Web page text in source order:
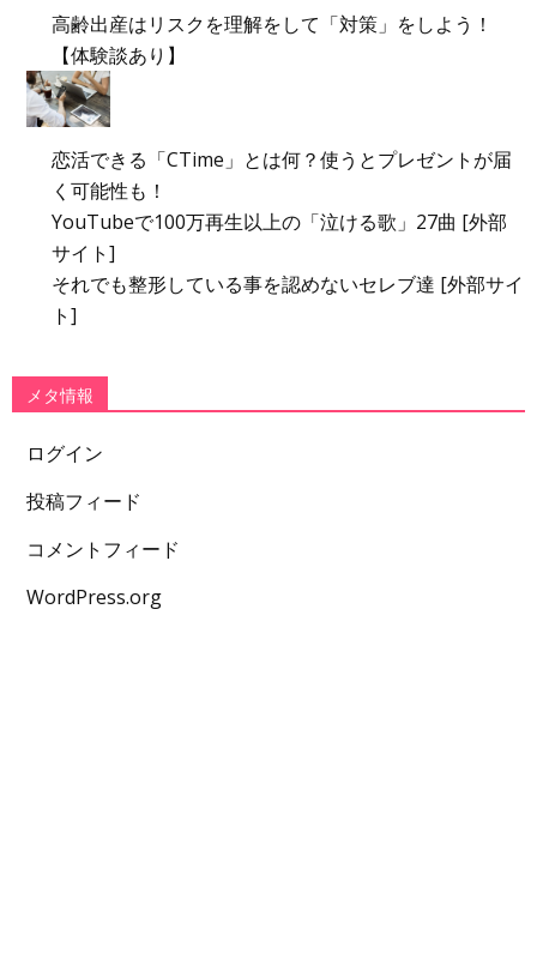
高齢出産はリスクを理解をして「対策」をしよう！
【体験談あり】
恋活できる「CTime」とは何？使うとプレゼントが届
く可能性も！
YouTubeで100万再生以上の「泣ける歌」27曲 [外部
サイト]
それでも整形している事を認めないセレブ達 [外部サイ
ト]
メタ情報
ログイン
投稿フィード
コメントフィード
WordPress.org